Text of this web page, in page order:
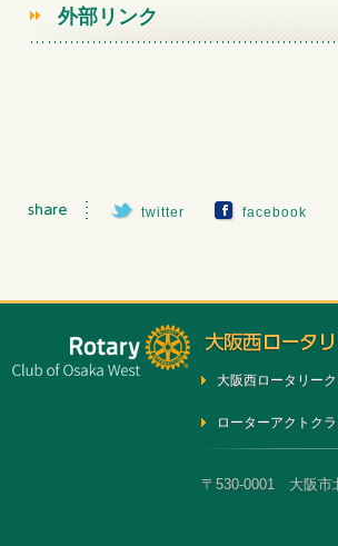
外部リンク
twitter facebook
大阪西ロータリー
ローターアクトク
〒530-0001 大阪市